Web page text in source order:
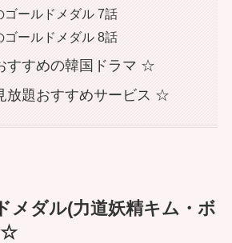
ールドメダル 7話
ールドメダル 8話
すすめの韓国ドラマ ☆
放題おすすめサービス ☆
メダル(力道妖精キム・ボ
☆